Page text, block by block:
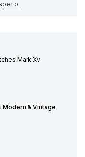
Mark Xv
Modern & Vintage